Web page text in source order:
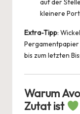
auf der
kleinere
Extra-Tipp:
bis zum letzten
Warum
Zutat ist